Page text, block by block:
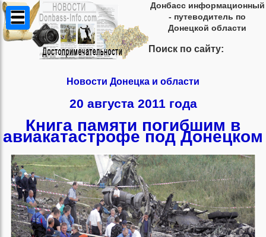
Донбасс информационный
- путеводитель по
Донецкой области
Поиск по сайту:
Новости Донецка и области
20 августа 2011 года
Книга памяти погибшим в
авиакатастрофе под Донецком